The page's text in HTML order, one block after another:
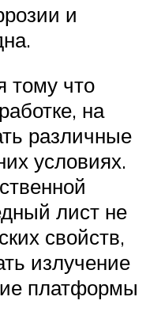
и
тому что
на
различные
условиях.
лист не
свойств,
излучение
платформы